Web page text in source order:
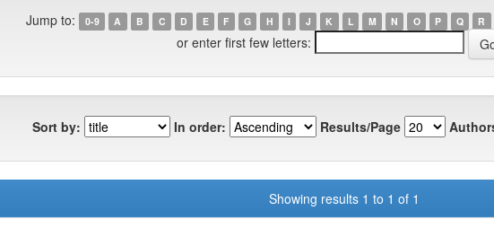
Jump to: 0-9 A B C D E F G H I J K L M N O P Q R
or enter first few letters:
Sort by: In order: Results/Page
Showing results 1 to 1 of 1